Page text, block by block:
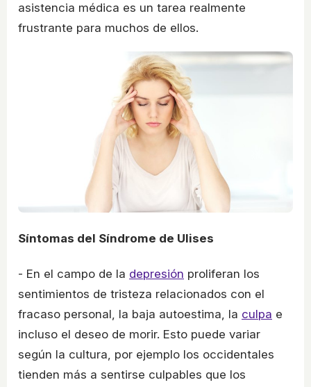
asistencia médica es un tarea realmente
frustrante para muchos de ellos.
Síntomas del Síndrome de Ulises
- En el campo de la depresión proliferan los
sentimientos de tristeza relacionados con el
fracaso personal, la baja autoestima, la culpa e
incluso el deseo de morir. Esto puede variar
según la cultura, por ejemplo los occidentales
tienden más a sentirse culpables que los